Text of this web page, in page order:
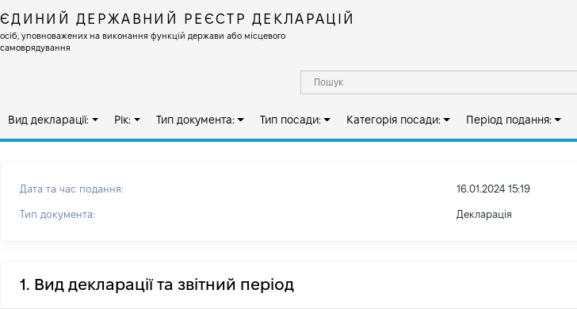
ЄДИНИЙ ДЕРЖАВНИЙ РЕЄСТР ДЕКЛАРАЦІЙ
осіб, уповноважених на виконання функцій держави або місцевого
самоврядування
Вид декларації: Рік: Тип документа: Тип посади: Категорія посади: Період подання:
Дата та час подання: 16.01.2024 15:19
Тип документа: Декларація
1. Вид декларації та звітний період